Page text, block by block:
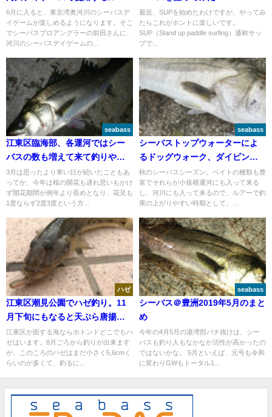
ーとレンジ｜前田泰久の東京湾
奥シーバスセミナー
6月に入ると、東京湾奥河川のシーバスデ
イゲームが楽しめるようになります。そこ
でシーバスプロアングラーの前田さんに、
河川のシーバスデイゲームの...
最近、SUPを始めたわけですが、やってみ
たらこれがホントに楽しいです。
SUP（Stand up paddle surfing）通称サッ
プで...
seabass
江東区臨海部、各運河ではシー
バスの数も増えて来て釣りやす
くなりつつあるようです
3月は思ったより寒い日が続いたこともあ
ってか、今年は桜の開花も遅れ思いもかけ
ず開花期間が例年より長めとなり、花見も
1度ならず2度3度という方...
seabass
シーバストップウォーターによ
るドッグウォーク、ダイビング
ペンシル誘い出し、スプラッシ
ャー
秋のシーバスシーズン。ベイトの種類も豊
富でそれらが小規模運河にも入って来る
し、河川にも入って来るので、ルアーで釣
果の上がりやすい時期として、...
ハゼ
江東区潮見公園でハゼ釣り。11
月下旬にもなると天ぷら唐揚げ
サイズになって釣っても食べて
も○
江東区が面する海ならホトンドどこでもハ
ゼはいます。8月ごろから釣りが出来ます
が、このころのハゼはまだ小さく5,6cmく
らいのが多くて、釣るに...
seabass
シーバス＠豊洲2019年5月のまと
め
今年の4月5月の港湾部バチ抜けは、シー
バスも釣り人もなかなか活性が高かったの
ではないかな。 5月といえば、元号も令和
に変わりGWもトータル1...